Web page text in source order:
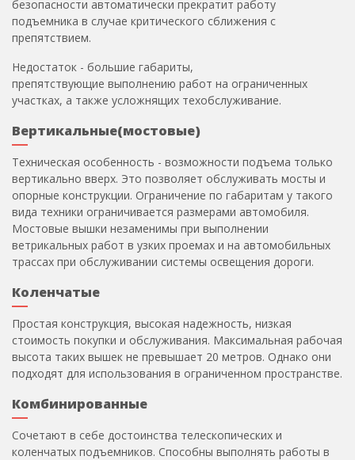
безопасности автоматически прекратит работу
подъемника в случае критического сближения с
препятствием.
Недостаток - большие габариты,
препятствующие выполнению работ на ограниченных
участках, а также усложнящих техобслуживание.
Вертикальные(мостовые)
Техническая особенность - возможности подъема только
вертикально вверх. Это позволяет обслуживать мосты и
опорные конструкции. Ограничение по габаритам у такого
вида техники ограничивается размерами автомобиля.
Мостовые вышки незаменимы при выполнении
ветрикальных работ в узких проемах и на автомобильных
трассах при обслуживании системы освещения дороги.
Коленчатые
Простая конструкция, высокая надежность, низкая
стоимость покупки и обслуживания. Максимальная рабочая
высота таких вышек не превышает 20 метров. Однако они
подходят для использования в ограниченном пространстве.
Комбинированные
Сочетают в себе достоинства телескопических и
коленчатых подъемников. Способны выполнять работы в